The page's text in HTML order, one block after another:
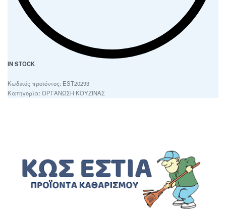
IN STOCK
EST20293
Κατηγορία: ΟΡΓΑΝΩΣΗ ΚΟΥΖΙΝΑΣ